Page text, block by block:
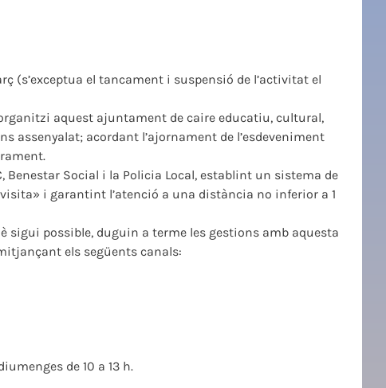
(s’exceptua el tancament i suspensió de l’activitat el
aquest ajuntament de caire educatiu, cultural,
assenyalat; acordant l’ajornament de l’esdeveniment
Benestar Social i la Policia Local, establint un sistema de
i garantint l’atenció a una distància no inferior a 1
sigui possible, duguin a terme les gestions amb aquesta
els següents canals:
de 10 a 13 h.